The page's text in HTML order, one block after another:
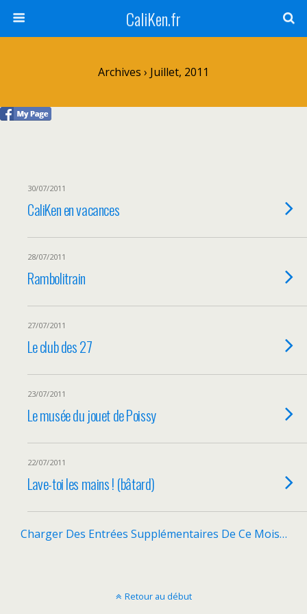
CaliKen.fr
Archives › Juillet, 2011
30/07/2011
CaliKen en vacances
28/07/2011
Rambolitrain
27/07/2011
Le club des 27
23/07/2011
Le musée du jouet de Poissy
22/07/2011
Lave-toi les mains ! (bâtard)
Charger Des Entrées Supplémentaires De Ce Mois…
Retour au début